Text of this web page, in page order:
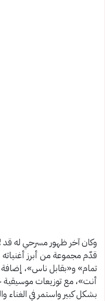
وكان آخر ظهور مسرحي له قد
قدّم مجموعة من أبرز
تمام» و«بقابل ناس»، إضافة
أنت»، مع توزيعات موسيقية
بشكل كبير واستمر في الغناء